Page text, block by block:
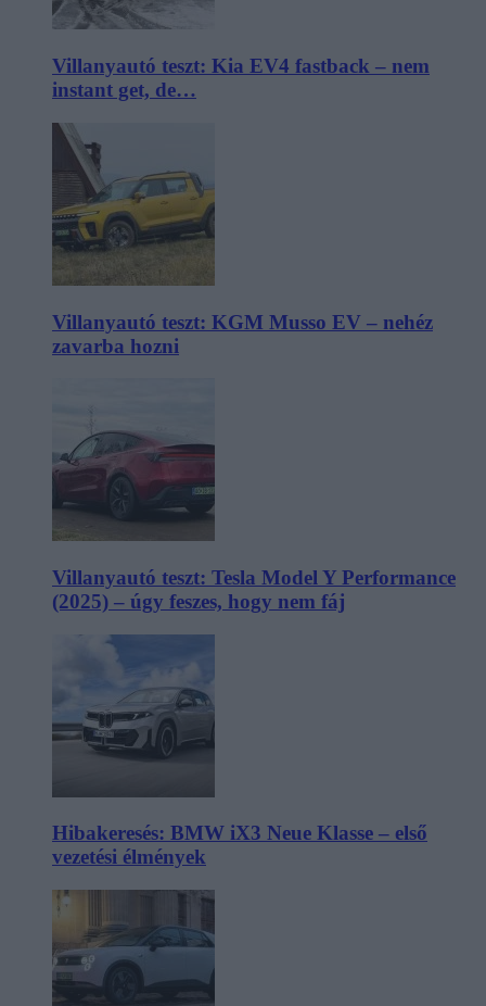
Villanyautó teszt: Kia EV4 fastback – nem
instant get, de…
Villanyautó teszt: KGM Musso EV – nehéz
zavarba hozni
Villanyautó teszt: Tesla Model Y Performance
(2025) – úgy feszes, hogy nem fáj
Hibakeresés: BMW iX3 Neue Klasse – első
vezetési élmények